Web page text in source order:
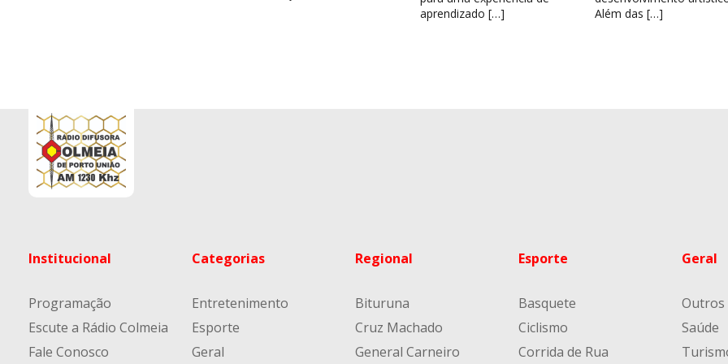
aprendizado […]
Além das […]
Institucional
Programação
Escute a Rádio Colmeia
Fale Conosco
Categorias
Entretenimento
Esporte
Geral
Regional
Bituruna
Cruz Machado
General Carneiro
Esporte
Basquete
Ciclismo
Corrida de Rua
Geral
Outros
Saúde